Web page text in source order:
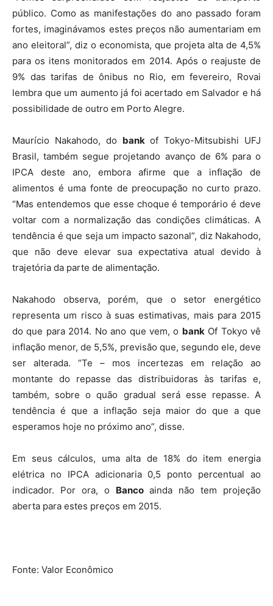
público. Como as manifestações do ano passado foram
fortes, imaginávamos estes preços não aumentariam em
ano eleitoral”, diz o economista, que projeta alta de 4,5%
para os itens monitorados em 2014. Após o reajuste de
9% das tarifas de ônibus no Rio, em fevereiro, Rovai
lembra que um aumento já foi acertado em Salvador e há
possibilidade de outro em Porto Alegre.
Maurício Nakahodo, do bankof Tokyo-Mitsubishi UFJ
Brasil, também segue projetando avanço de 6% para o
IPCA deste ano, embora afirme que a inflação de
alimentos é uma fonte de preocupação no curto prazo.
“Mas entendemos que esse choque é temporário é deve
voltar com a normalização das condições climáticas. A
tendência é que seja um impacto sazonal”, diz Nakahodo,
que não deve elevar sua expectativa atual devido à
trajetória da parte de alimentação.
Nakahodo observa, porém, que o setor energético
representa um risco à suas estimativas, mais para 2015
do que para 2014. No ano que vem, o bankOf Tokyo vê
inflação menor, de 5,5%, previsão que, segundo ele, deve
ser alterada. “Te – mos incertezas em relação ao
montante do repasse das distribuidoras às tarifas e,
também, sobre o quão gradual será esse repasse. A
tendência é que a inflação seja maior do que a que
esperamos hoje no próximo ano”, disse.
Em seus cálculos, uma alta de 18% do item energia
elétrica no IPCA adicionaria 0,5 ponto percentual ao
indicador. Por ora, o Bancoainda não tem projeção
aberta para estes preços em 2015.
Fonte: Valor Econômico